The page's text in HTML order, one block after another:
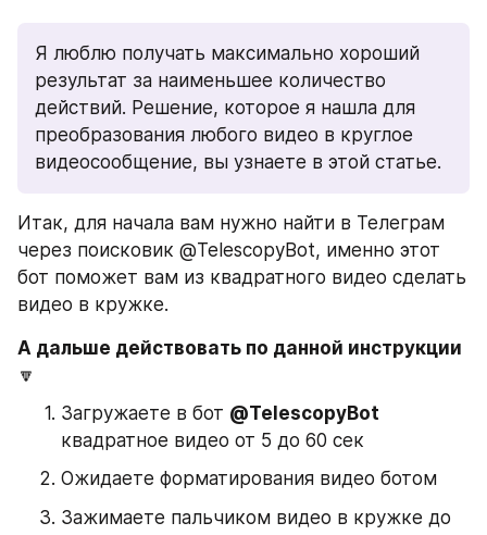
Я люблю получать максимально хороший
результат за наименьшее количество
действий. Решение, которое я нашла для
преобразования любого видео в круглое
видеосообщение, вы узнаете в этой статье.
Итак, для начала вам нужно найти в Телеграм
через поисковик @TelescopyBot, именно этот
бот поможет вам из квадратного видео сделать
видео в кружке.
А дальше действовать по данной инструкции
🔽
Загружаете в бот @TelescopyBot
квадратное видео от 5 до 60 сек
Ожидаете форматирования видео ботом
Зажимаете пальчиком видео в кружке до